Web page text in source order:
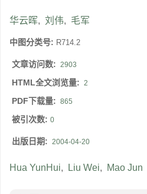
华云晖, 刘伟, 毛军
中图分类号: R714.2
文章访问数: 2903
HTML全文浏览量: 2
PDF下载量: 865
被引次数: 0
出版日期: 2004-04-20
Hua YunHui, Liu Wei, Mao Jun